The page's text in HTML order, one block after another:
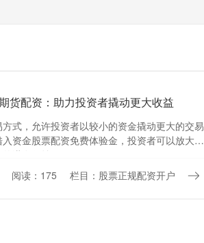
货配资：助力投资者撬动更大收益
式，允许投资者以较小的资金撬动更大的交易
资金股票配资免费体验金，投资者可以放大其
潜在收益....
阅读：175 栏目：股票正规配资开户